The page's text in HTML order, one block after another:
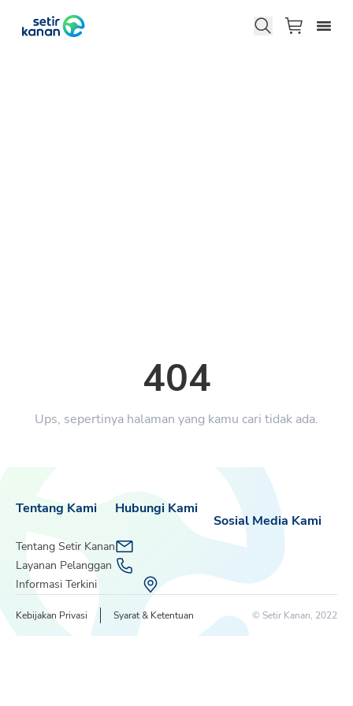
404
Ups, sepertinya halaman yang kamu cari tidak ada.
Tentang Kami
Tentang Setir Kanan
Layanan Pelanggan
Informasi Terkini
Sosial Media Kami
Hubungi Kami
Kebijakan Privasi Syarat & Ketentuan © Setir Kanan, 2022